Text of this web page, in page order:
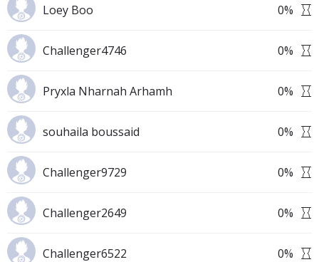
Loey Boo 0%
Challenger4746 0%
Pryxla Nharnah Arhamh 0%
souhaila boussaid 0%
Challenger9729 0%
Challenger2649 0%
Challenger6522 0%